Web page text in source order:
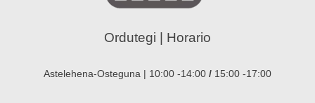
Ordutegi | Horario
Astelehena-Osteguna | 10:00 -14:00 / 15:00 -17:00